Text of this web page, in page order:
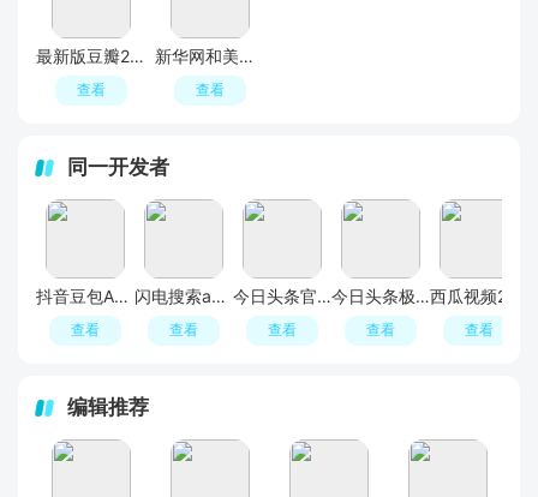
最新版豆瓣2024官方版app
查看
新华网和美云课堂
查看
同一开发者
抖音豆包APP最新版
查看
闪电搜索app安卓版
查看
今日头条官方正版
查看
今日头条极速版领现金最新版
查看 查看
编辑推荐